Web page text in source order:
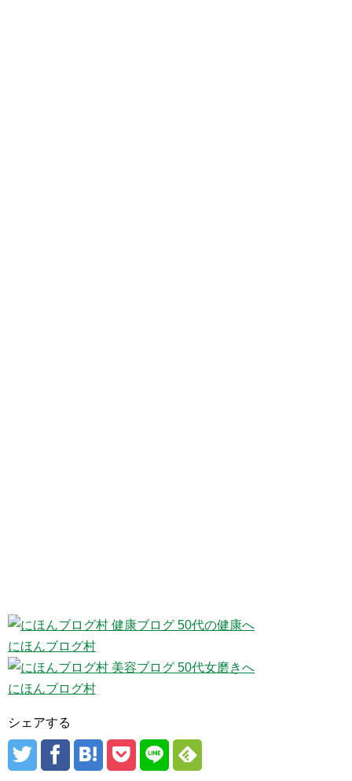
にほんブログ村
にほんブログ村
シェアする